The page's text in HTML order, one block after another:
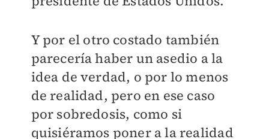
Y por el otro costado también
parecería haber un asedio a la
idea de verdad, o por lo menos
de realidad, pero en ese caso
por sobredosis, como si
quisiéramos poner a la realidad